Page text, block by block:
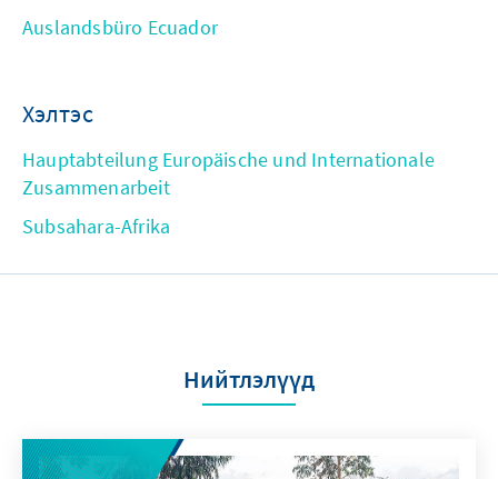
Auslandsbüro Ecuador
Хэлтэс
Hauptabteilung Europäische und Internationale
Zusammenarbeit
Subsahara-Afrika
Нийтлэлүүд